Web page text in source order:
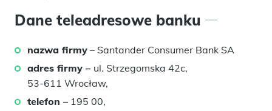
Dane teleadresowe banku
nazwa firmy – Santander Consumer Bank SA
adres firmy – ul. Strzegomska 42c,
53-611 Wrocław,
telefon – 195 00,